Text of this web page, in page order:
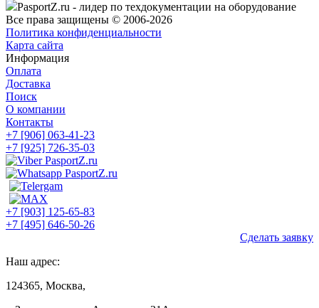
PasportZ.ru - лидер по техдокументации на оборудование
Все права защищены © 2006-2026
Политика конфиденциальности
Карта сайта
Информация
Оплата
Доставка
Поиск
О компании
Контакты
+7 [906] 063-41-23
+7 [925] 726-35-03
+7 [903] 125-65-83
+7 [495] 646-50-26
Сделать заявку
Наш адрес:
124365, Москва,